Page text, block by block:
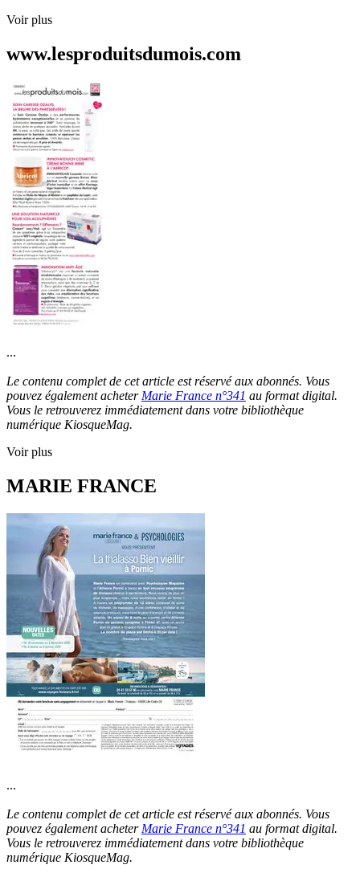
Voir plus
www.lesproduitsdumois.com
...
Le contenu complet de cet article est réservé aux abonnés. Vous
pouvez également acheterMarie France n°341 au format digital.
Vous le retrouverez immédiatement dans votre bibliothèque
numérique KiosqueMag.
Voir plus
MARIE FRANCE
...
Le contenu complet de cet article est réservé aux abonnés. Vous
pouvez également acheter Marie France n°341 au format digital.
Vous le retrouverez immédiatement dans votre bibliothèque
numérique KiosqueMag.